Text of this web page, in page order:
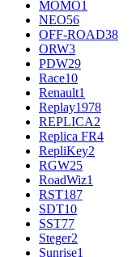
MOMO1
NEO56
OFF-ROAD38
ORW3
PDW29
Race10
Renault1
Replay1978
REPLICA2
Replica FR4
RepliKey2
RGW25
RoadWiz1
RST187
SDT10
SST77
Steger2
Sunrise1